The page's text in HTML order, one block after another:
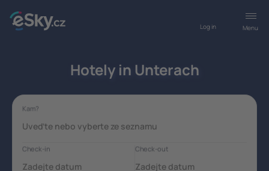
Menu
Log in
Hotely in Unterach